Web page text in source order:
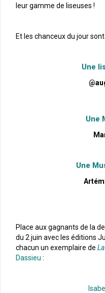
leur gamme de liseuses !
Et les chanceux du jour
Une
Une
Une
Place aux gagnants de la
du 2 juin avec les éditions
chacun un exemplaire de
Dassieu :